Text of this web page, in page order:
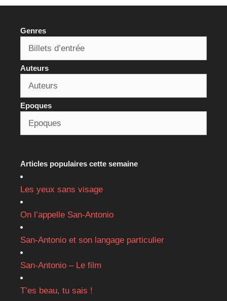
Genres
Auteurs
Epoques
Articles populaires cette semaine
Les yeux sans visage
On l’appelle San-Antonio
San-Antonio et son langage particulier
San-Antonio – Le film
T’es beau, tu sais !